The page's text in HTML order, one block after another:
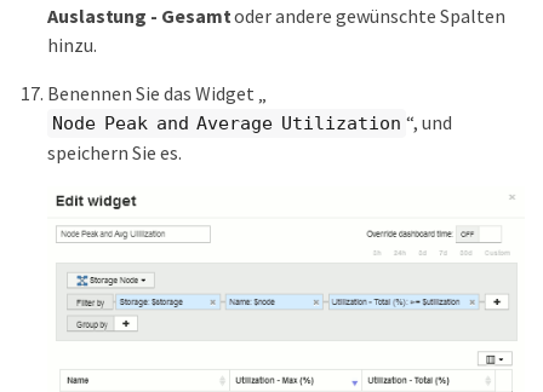
Auslastung - Gesamtoder andere gewünschte Spalten
hinzu.
Benennen Sie das Widget „
Node Peak and Average Utilization “, und
speichern Sie es.